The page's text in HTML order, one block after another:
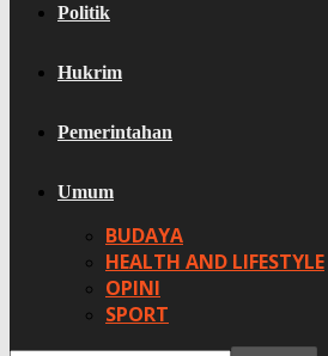
Politik
Hukrim
Pemerintahan
Umum
BUDAYA
HEALTH AND LIFESTYLE
OPINI
SPORT